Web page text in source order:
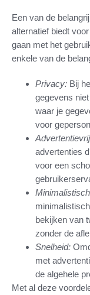
Een van de
alternatief biedt
gaan met het
enkele van de
Privacy: Bij
gegevens
waar je
voor
advertenties
voor een
bekijken van
zonder de
Snelheid:
met
de algehele
Met al deze